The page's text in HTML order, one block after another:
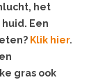
het
Een
Klik hier.
gras ook